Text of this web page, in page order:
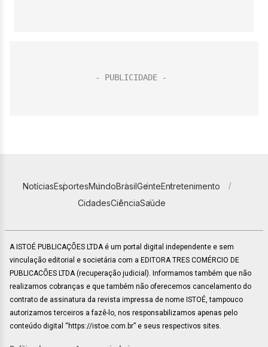
NotíciasEsportesMundoBrasilGenteEntretenimento
CidadesCiênciaSaúde
A ISTOÉ PUBLICAÇÕES LTDA é um portal digital independente e sem
vinculação editorial e societária com a EDITORA TRES COMÉRCIO DE
PUBLICACÕES LTDA (recuperação judicial). Informamos também que não
realizamos cobranças e que também não oferecemos cancelamento do
contrato de assinatura da revista impressa de nome ISTOÉ, tampouco
autorizamos terceiros a fazê-lo, nos responsabilizamos apenas pelo
conteúdo digital “https://istoe.com.br” e seus respectivos sites.